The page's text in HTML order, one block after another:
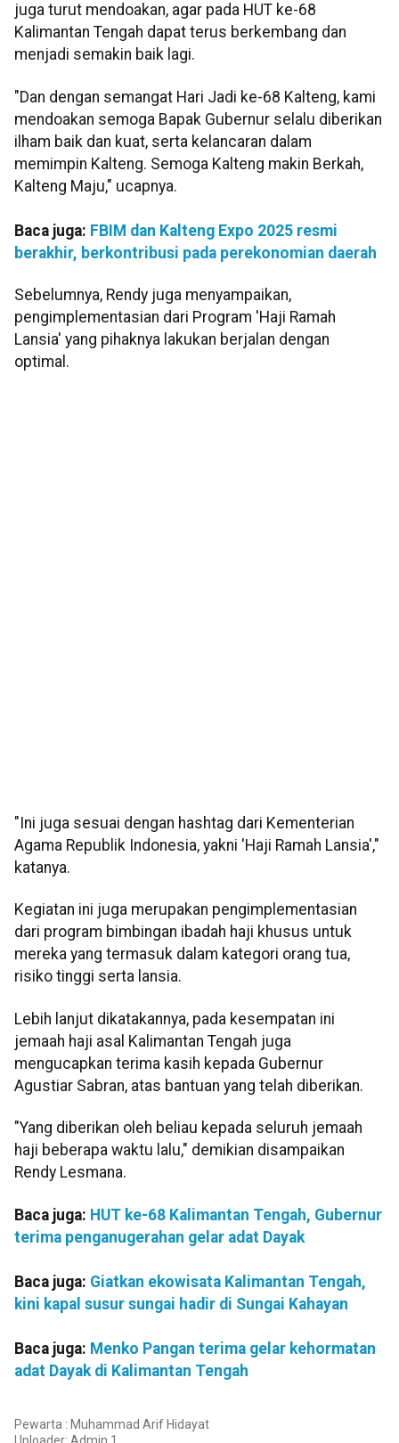
juga turut mendoakan, agar pada HUT ke-68
Kalimantan Tengah dapat terus berkembang dan
menjadi semakin baik lagi.
"Dan dengan semangat Hari Jadi ke-68 Kalteng, kami
mendoakan semoga Bapak Gubernur selalu diberikan
ilham baik dan kuat, serta kelancaran dalam
memimpin Kalteng. Semoga Kalteng makin Berkah,
Kalteng Maju," ucapnya.
Baca juga: FBIM dan Kalteng Expo 2025 resmi
berakhir, berkontribusi pada perekonomian daerah
Sebelumnya, Rendy juga menyampaikan,
pengimplementasian dari Program 'Haji Ramah
Lansia' yang pihaknya lakukan berjalan dengan
optimal.
"Ini juga sesuai dengan hashtag dari Kementerian
Agama Republik Indonesia, yakni 'Haji Ramah Lansia',"
katanya.
Kegiatan ini juga merupakan pengimplementasian
dari program bimbingan ibadah haji khusus untuk
mereka yang termasuk dalam kategori orang tua,
risiko tinggi serta lansia.
Lebih lanjut dikatakannya, pada kesempatan ini
jemaah haji asal Kalimantan Tengah juga
mengucapkan terima kasih kepada Gubernur
Agustiar Sabran, atas bantuan yang telah diberikan.
"Yang diberikan oleh beliau kepada seluruh jemaah
haji beberapa waktu lalu," demikian disampaikan
Rendy Lesmana.
Baca juga: HUT ke-68 Kalimantan Tengah, Gubernur
terima penganugerahan gelar adat Dayak
Baca juga: Giatkan ekowisata Kalimantan Tengah,
kini kapal susur sungai hadir di Sungai Kahayan
Baca juga: Menko Pangan terima gelar kehormatan
adat Dayak di Kalimantan Tengah
Pewarta : Muhammad Arif Hidayat